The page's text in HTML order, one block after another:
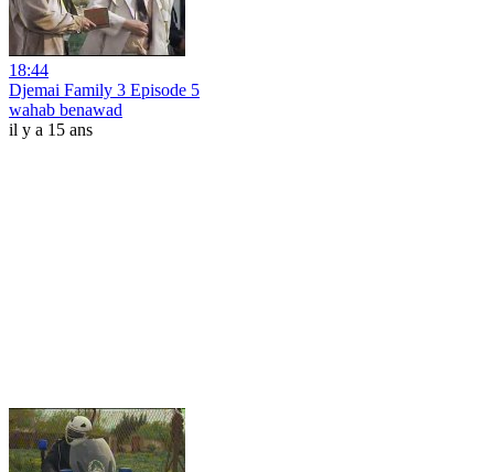
18:44
Djemai Family 3 Episode 5
wahab benawad
il y a 15 ans